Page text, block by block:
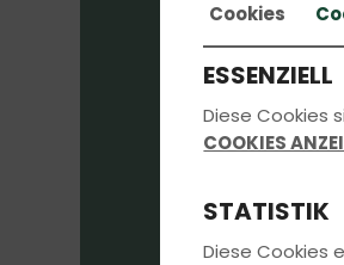
Die
Cookies
ESSENZIELL
Diese Cookies
COOKIES
STATISTIK
Diese Cookies